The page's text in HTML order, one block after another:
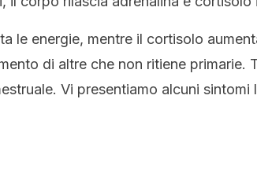
le energie, mentre il cortisolo
di altre che non ritiene primarie.
Vi presentiamo alcuni